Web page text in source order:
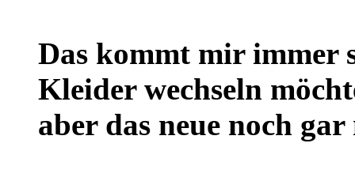
Das kommt mir immer
Kleider wechseln
aber das neue noch